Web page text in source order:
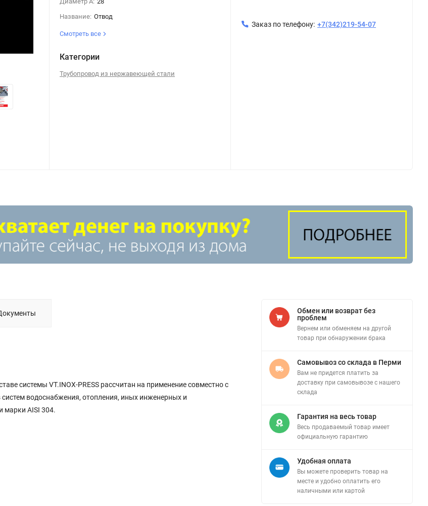
Отвод безраструбный из нержавеющей стали Н-Н ф28а/30 пресс VTi.955
Название: Отвод
Смотреть все
Категории
Трубопровод из нержавеющей стали
Заказ по телефону: +7(342)219-54-07
системы VT.INOX-PRESS рассчитан на применение совместно с
водоснабжения, отопления, иных инженерных и
марки AISI 304.
Обмен или возврат без
проблем
Вернем или обменяем на другой
товар при обнаружении брака
Самовывоз со склада в Перми
Вам не придется платить за
доставку при самовывозе с нашего
склада
Гарантия на весь товар
Весь продаваемый товар имеет
официальную гарантию
Удобная оплата
Вы можете проверить товар на
месте и удобно оплатить его
наличными или картой